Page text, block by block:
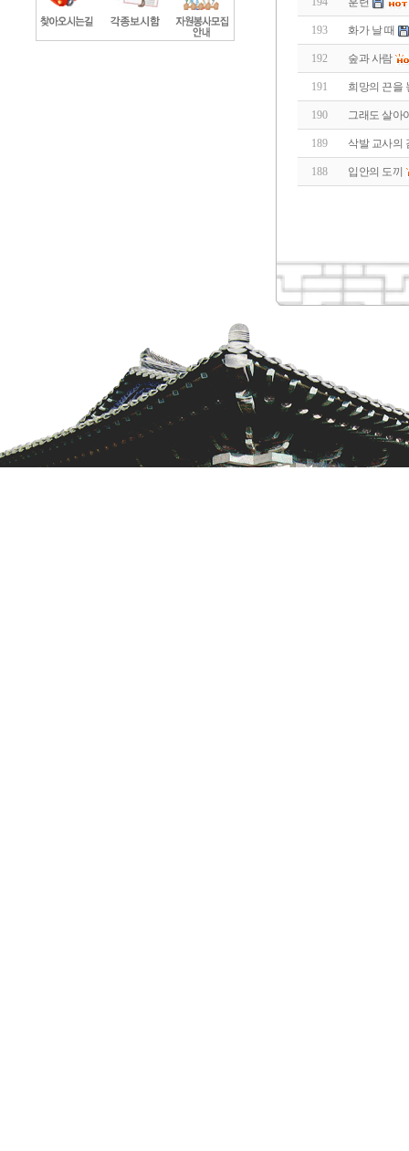
193 화가 날 때
192 숲과 사람
191 희망의 끈을
190 그래도 살아
189 삭발 교사의
188 입안의 도끼